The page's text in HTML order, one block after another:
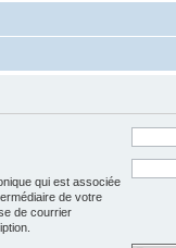
qui est associée
de votre
de courrier